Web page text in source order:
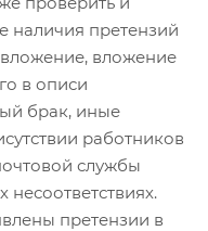
наличия претензий
вложение
в описи
брак, иные
работников
службы
несоответствиях.
претензии в